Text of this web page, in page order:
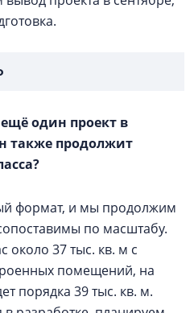
один проект в
также продолжит
формат, и мы продолжим
по масштабу.
около 37 тыс. кв. м с
помещений, на
порядка 39 тыс. кв. м.